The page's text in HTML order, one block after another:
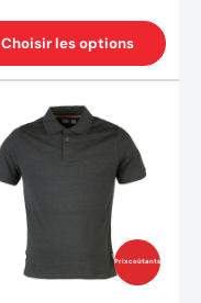
Choisir les options
Prix coûtants